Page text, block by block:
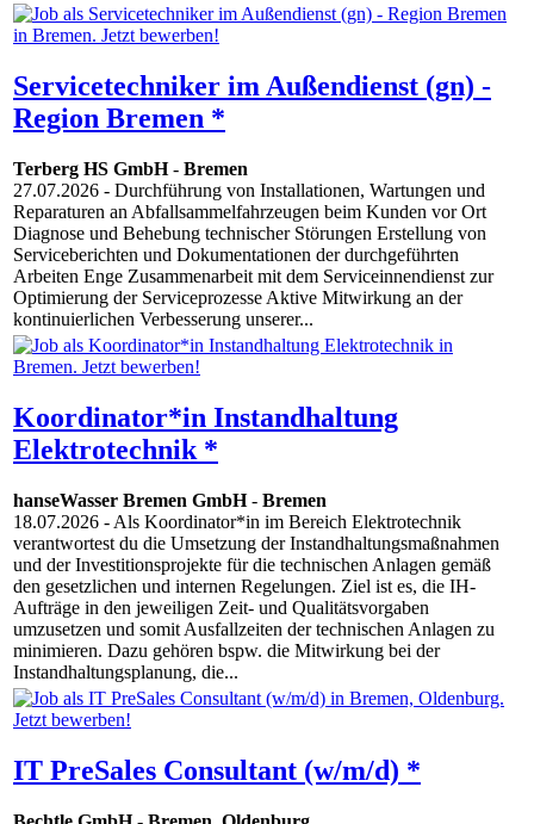
Servicetechniker im Außendienst (gn) -
Region Bremen *
Terberg HS GmbH- Bremen
27.07.2026 - Durchführung von Installationen, Wartungen und
Reparaturen an Abfallsammelfahrzeugen beim Kunden vor Ort
Diagnose und Behebung technischer Störungen Erstellung von
Serviceberichten und Dokumentationen der durchgeführten
Arbeiten Enge Zusammenarbeit mit dem Serviceinnendienst zur
Optimierung der Serviceprozesse Aktive Mitwirkung an der
kontinuierlichen Verbesserung unserer...
Koordinator*in Instandhaltung
Elektrotechnik *
hanseWasser Bremen GmbH- Bremen
18.07.2026 - Als Koordinator*in im Bereich Elektrotechnik
verantwortest du die Umsetzung der Instandhaltungsmaßnahmen
und der Investitionsprojekte für die technischen Anlagen gemäß
den gesetzlichen und internen Regelungen. Ziel ist es, die IH-
Aufträge in den jeweiligen Zeit- und Qualitätsvorgaben
umzusetzen und somit Ausfallzeiten der technischen Anlagen zu
minimieren. Dazu gehören bspw. die Mitwirkung bei der
Instandhaltungsplanung, die...
IT PreSales Consultant (w/m/d) *